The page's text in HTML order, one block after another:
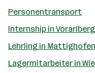
Personentransport
Internship in Vorarlberg
Lehrling in Mattighofen
Lagermitarbeiter in